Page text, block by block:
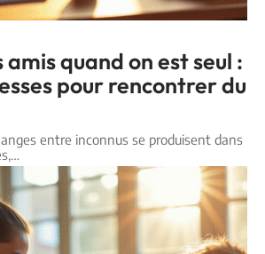
amis quand on est seul :
pour rencontrer du
entre inconnus se produisent dans